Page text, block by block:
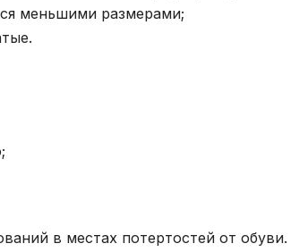
меньшими размерами;
в местах потертостей от обуви.